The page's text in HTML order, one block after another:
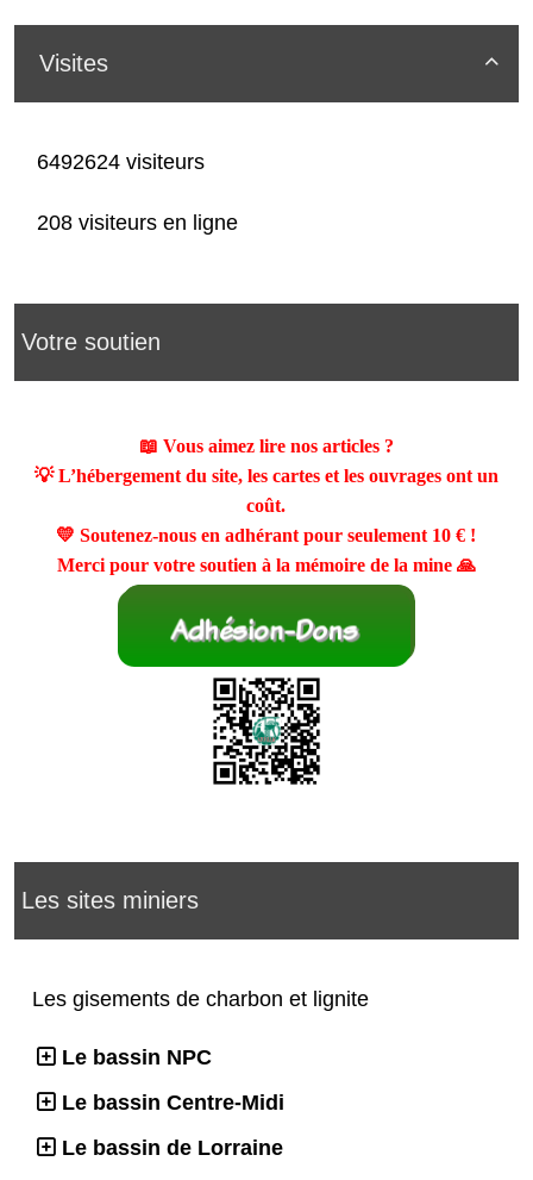

Visites
6492624 visiteurs
208 visiteurs en ligne
Votre soutien
📖 Vous aimez lire nos articles ?
💡 L’hébergement du site, les cartes et les ouvrages ont un
coût.
💛 Soutenez-nous en adhérant pour seulement 10 € !
Merci pour votre soutien à la mémoire de la mine 🙏
Les sites miniers
Les gisements de charbon et lignite
Le bassin NPC
Le bassin Centre-Midi
Le bassin de Lorraine